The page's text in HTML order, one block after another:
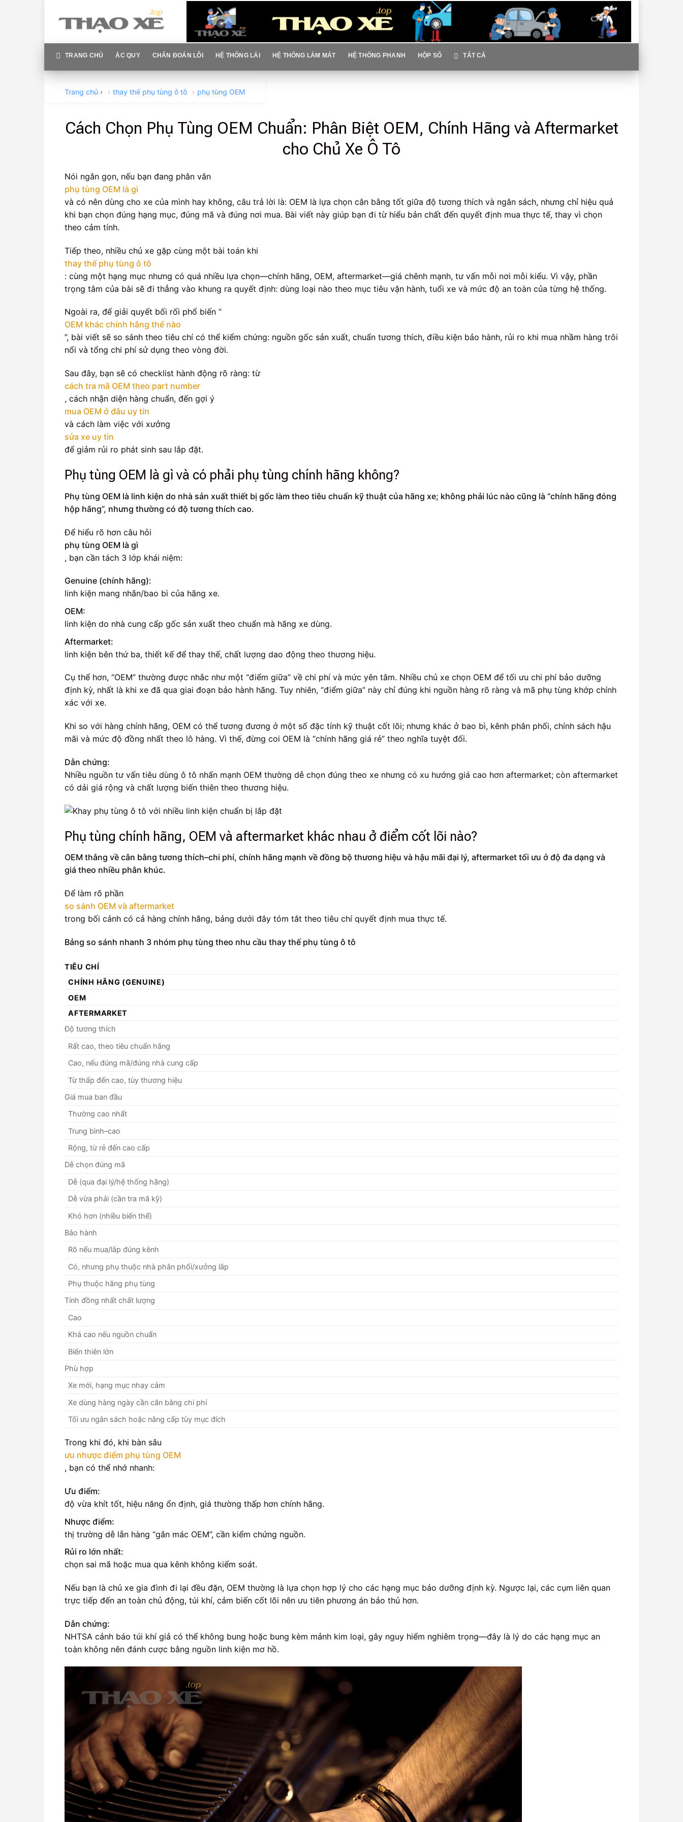
content
TRANG CHỦ ẮC QUY CHẨN ĐOÁN LỖI HỆ THỐNG LÁI HỆ THỐNG LÀM MÁT HỆ THỐNG PHANH HỘP SỐ TẤT CẢ
Trang chủ › thay thế phụ tùng ô tô phụ tùng OEM
Cách Chọn Phụ Tùng OEM Chuẩn: Phân Biệt OEM, Chính Hãng và Aftermarket
cho Chủ Xe Ô Tô
Nói ngắn gọn, nếu bạn đang phân vân
phụ tùng OEM là gì
và có nên dùng cho xe của mình hay không, câu trả lời là: OEM là lựa chọn cân bằng tốt giữa độ tương thích và ngân sách, nhưng chỉ hiệu quả
khi bạn chọn đúng hạng mục, đúng mã và đúng nơi mua. Bài viết này giúp bạn đi từ hiểu bản chất đến quyết định mua thực tế, thay vì chọn
theo cảm tính.
Tiếp theo, nhiều chủ xe gặp cùng một bài toán khi
thay thế phụ tùng ô tô
: cùng một hạng mục nhưng có quá nhiều lựa chọn—chính hãng, OEM, aftermarket—giá chênh mạnh, tư vấn mỗi nơi mỗi kiểu. Vì vậy, phần
trọng tâm của bài sẽ đi thẳng vào khung ra quyết định: dùng loại nào theo mục tiêu vận hành, tuổi xe và mức độ an toàn của từng hệ thống.
Ngoài ra, để giải quyết bối rối phổ biến “
OEM khác chính hãng thế nào
”, bài viết sẽ so sánh theo tiêu chí có thể kiểm chứng: nguồn gốc sản xuất, chuẩn tương thích, điều kiện bảo hành, rủi ro khi mua nhầm hàng trôi
nổi và tổng chi phí sử dụng theo vòng đời.
Sau đây, bạn sẽ có checklist hành động rõ ràng: từ
cách tra mã OEM theo part number
, cách nhận diện hàng chuẩn, đến gợi ý
mua OEM ở đâu uy tín
và cách làm việc với xưởng
sửa xe uy tín
để giảm rủi ro phát sinh sau lắp đặt.
Phụ tùng OEM là gì và có phải phụ tùng chính hãng không?
Phụ tùng OEM là linh kiện do nhà sản xuất thiết bị gốc làm theo tiêu chuẩn kỹ thuật của hãng xe; không phải lúc nào cũng là “chính hãng đóng
hộp hãng”, nhưng thường có độ tương thích cao.
Để hiểu rõ hơn câu hỏi
phụ tùng OEM là gì
, bạn cần tách 3 lớp khái niệm:
Genuine (chính hãng):
linh kiện mang nhãn/bao bì của hãng xe.
OEM:
linh kiện do nhà cung cấp gốc sản xuất theo chuẩn mà hãng xe dùng.
Aftermarket:
linh kiện bên thứ ba, thiết kế để thay thế, chất lượng dao động theo thương hiệu.
Cụ thể hơn, “OEM” thường được nhắc như một “điểm giữa” về chi phí và mức yên tâm. Nhiều chủ xe chọn OEM để tối ưu chi phí bảo dưỡng
định kỳ, nhất là khi xe đã qua giai đoạn bảo hành hãng. Tuy nhiên, “điểm giữa” này chỉ đúng khi nguồn hàng rõ ràng và mã phụ tùng khớp chính
xác với xe.
Khi so với hàng chính hãng, OEM có thể tương đương ở một số đặc tính kỹ thuật cốt lõi; nhưng khác ở bao bì, kênh phân phối, chính sách hậu
mãi và mức độ đồng nhất theo lô hàng. Vì thế, đừng coi OEM là “chính hãng giá rẻ” theo nghĩa tuyệt đối.
Dẫn chứng:
Nhiều nguồn tư vấn tiêu dùng ô tô nhấn mạnh OEM thường dễ chọn đúng theo xe nhưng có xu hướng giá cao hơn aftermarket; còn aftermarket
có dải giá rộng và chất lượng biến thiên theo thương hiệu.
Phụ tùng chính hãng, OEM và aftermarket khác nhau ở điểm cốt lõi nào?
OEM thắng về cân bằng tương thích–chi phí, chính hãng mạnh về đồng bộ thương hiệu và hậu mãi đại lý, aftermarket tối ưu ở độ đa dạng và
giá theo nhiều phân khúc.
Để làm rõ phần
so sánh OEM và aftermarket
trong bối cảnh có cả hàng chính hãng, bảng dưới đây tóm tắt theo tiêu chí quyết định mua thực tế.
Bảng so sánh nhanh 3 nhóm phụ tùng theo nhu cầu thay thế phụ tùng ô tô
TIÊU CHÍ
CHÍNH HÃNG (GENUINE)
OEM
AFTERMARKET
Độ tương thích
Rất cao, theo tiêu chuẩn hãng
Cao, nếu đúng mã/đúng nhà cung cấp
Từ thấp đến cao, tùy thương hiệu
Giá mua ban đầu
Thường cao nhất
Trung bình–cao
Rộng, từ rẻ đến cao cấp
Dễ chọn đúng mã
Dễ (qua đại lý/hệ thống hãng)
Dễ vừa phải (cần tra mã kỹ)
Khó hơn (nhiều biến thể)
Bảo hành
Rõ nếu mua/lắp đúng kênh
Có, nhưng phụ thuộc nhà phân phối/xưởng lắp
Phụ thuộc hãng phụ tùng
Tính đồng nhất chất lượng
Cao
Khá cao nếu nguồn chuẩn
Biến thiên lớn
Phù hợp
Xe mới, hạng mục nhạy cảm
Xe dùng hàng ngày cần cân bằng chi phí
Tối ưu ngân sách hoặc nâng cấp tùy mục đích
Trong khi đó, khi bàn sâu
ưu nhược điểm phụ tùng OEM
, bạn có thể nhớ nhanh:
Ưu điểm:
độ vừa khít tốt, hiệu năng ổn định, giá thường thấp hơn chính hãng.
Nhược điểm:
thị trường dễ lẫn hàng “gắn mác OEM”, cần kiểm chứng nguồn.
Rủi ro lớn nhất:
chọn sai mã hoặc mua qua kênh không kiểm soát.
Nếu bạn là chủ xe gia đình đi lại đều đặn, OEM thường là lựa chọn hợp lý cho các hạng mục bảo dưỡng định kỳ. Ngược lại, các cụm liên quan
trực tiếp đến an toàn chủ động, túi khí, cảm biến cốt lõi nên ưu tiên phương án bảo thủ hơn.
Dẫn chứng:
NHTSA cảnh báo túi khí giả có thể không bung hoặc bung kèm mảnh kim loại, gây nguy hiểm nghiêm trọng—đây là lý do các hạng mục an
toàn không nên đánh cược bằng nguồn linh kiện mơ hồ.